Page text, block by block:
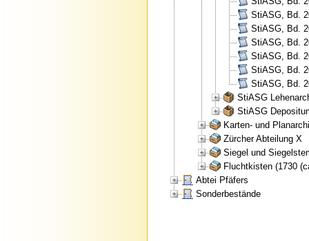
StiASG, Bd.
StiASG, Bd.
StiASG, Bd.
StiASG, Bd.
StiASG, Bd.
StiASG, Bd.
StiASG
StiASG
Karten- und
Zürcher Abteilung X
Siegel und
Fluchtkisten (1730
Abtei Pfäfers
Sonderbestände